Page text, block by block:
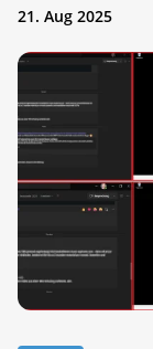
21. Aug 2025